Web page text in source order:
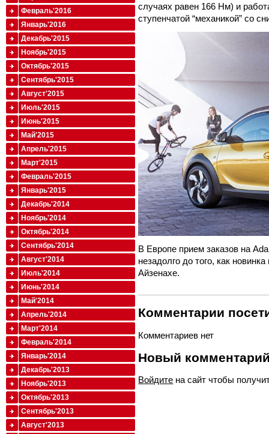
случаях равен 166 Нм) и
ступенчатой “механикой” со
В Европе прием заказов на
незадолго до того, как
Айзенахе.
Комментарии
Комментариев нет
Новый
Войдите на сайт чтобы
Февраль'2016
Январь'2016
Декабрь'2015
Ноябрь'2015
Октябрь'2015
Сентябрь'2015
Август'2015
Июль'2015
Июнь'2015
Май'2015
Апрель'2015
Март'2015
Февраль'2015
Январь'2015
Декабрь'2014
Ноябрь'2014
Октябрь'2014
Сентябрь'2014
Август'2014
Июль'2014
Июнь'2014
Май'2014
Апрель'2014
Март'2014
Февраль'2014
Январь'2014
Декабрь'2013
Ноябрь'2013
Октябрь'2013
Сентябрь'2013
Август'2013